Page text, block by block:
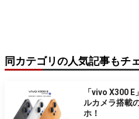
同カテゴリの人気記事もチ
「vivo X300
ルカメラ搭載
ホ！